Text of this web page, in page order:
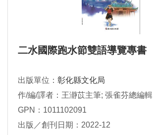
二水國際跑水節雙語導覽專書
出版單位： 彰化縣文化局
作/編/譯者：王瀞苡主筆; 張雀芬總編輯
GPN：1011102091
出版／創刊日期：2022-12